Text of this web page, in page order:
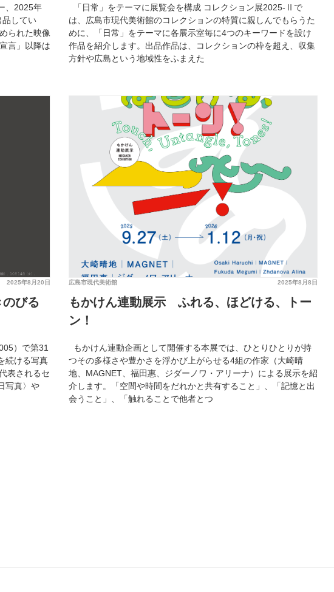
、2025年
してい
られた映像
言」以降は
「日常」をテーマに展覧会を構成 コレクション展2025-Ⅱで
は、広島市現代美術館のコレクションの特質に親しんでもらうた
めに、「日常」をテーマに各展示室毎に4つのキーワードを設け
作品を紹介します。出品作品は、コレクションの枠を超え、収集
方針や広島という地域性をふまえた
2025年8月20日
びる
）で第31
続ける写真
表されるセ
写真〉や
2025年8月8日
広島市現代美術館
もかけん連動展示 ふれる、ほどける、トー
ン！
もかけん連動企画として開催する本展では、ひとりひとりが持
つその多様さや豊かさを浮かび上がらせる4組の作家（大崎晴
地、MAGNET、福田惠、ジダーノワ・アリーナ）による展示を紹
介します。「空間や時間をだれかと共有すること」、「記憶と出
会うこと」、「触れることで他者とつ